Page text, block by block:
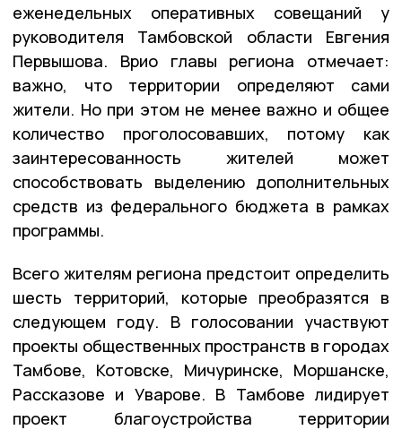
еженедельных оперативных совещаний у
руководителя Тамбовской области Евгения
Первышова. Врио главы региона отмечает:
важно, что территории определяют сами
жители. Но при этом не менее важно и общее
количество проголосовавших, потому как
заинтересованность жителей может
способствовать выделению дополнительных
средств из федерального бюджета в рамках
программы.
Всего жителям региона предстоит определить
шесть территорий, которые преобразятся в
следующем году. В голосовании участвуют
проекты общественных пространств в городах
Тамбове, Котовске, Мичуринске, Моршанске,
Рассказове и Уварове. В Тамбове лидирует
проект благоустройства территории